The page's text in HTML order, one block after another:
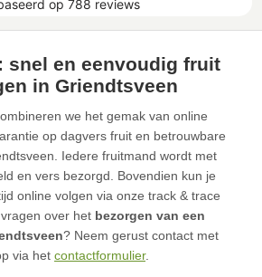
snel en eenvoudig fruit
in Griendtsveen
we het gemak van online
op dagvers fruit en betrouwbare
Iedere fruitmand wordt met
en vers bezorgd. Bovendien kun je
online volgen via onze track & trace
over het bezorgen van een
? Neem gerust contact met
via het contactformulier.